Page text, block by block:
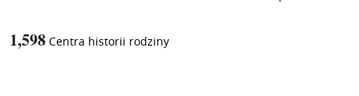
1,598 Centra historii rodziny